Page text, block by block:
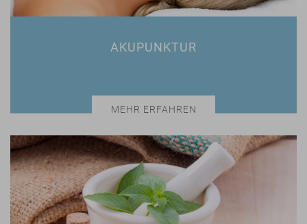
AKUPUNKTUR
MEHR ERFAHREN